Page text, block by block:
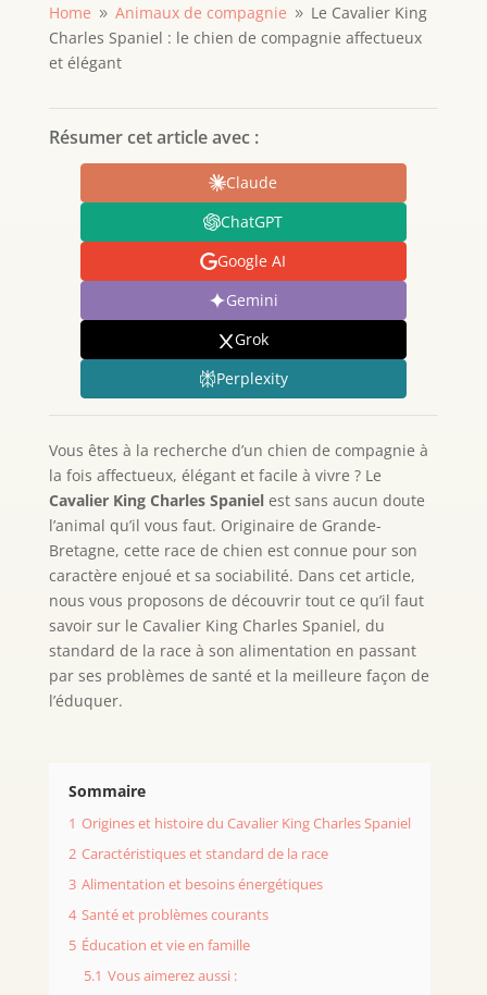
Home 9 Animaux de compagnie 9 Le Cavalier King
Charles Spaniel : le chien de compagnie affectueux
et élégant
Résumer cet article avec :
Claude
ChatGPT
Google AI
Gemini
Grok
Perplexity
Vous êtes à la recherche d’un chien de compagnie à
la fois affectueux, élégant et facile à vivre ? Le
Cavalier King Charles Spanielest sans aucun doute
l’animal qu’il vous faut. Originaire de Grande-
Bretagne, cette race de chien est connue pour son
caractère enjoué et sa sociabilité. Dans cet article,
nous vous proposons de découvrir tout ce qu’il faut
savoir sur le Cavalier King Charles Spaniel, du
standard de la race à son alimentation en passant
par ses problèmes de santé et la meilleure façon de
l’éduquer.
Sommaire
1 Origines et histoire du Cavalier King Charles Spaniel
2 Caractéristiques et standard de la race
3 Alimentation et besoins énergétiques
4 Santé et problèmes courants
5 Éducation et vie en famille
5.1 Vous aimerez aussi :